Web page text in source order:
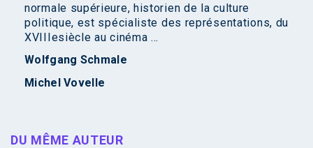
normale supérieure, historien de la culture
politique, est spécialiste des représentations, du
XVIIIesiècle au cinéma ...
Wolfgang Schmale
Michel Vovelle
DU MÊME AUTEUR